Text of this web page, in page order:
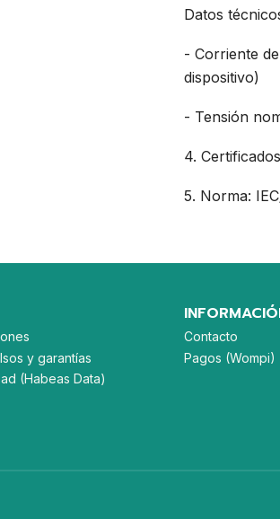
Datos
- Corriente
dispositivo)
- Tensión
4.
5. Norma:
y garantías
(Habeas Data)
Contacto
Pagos (Wompi)